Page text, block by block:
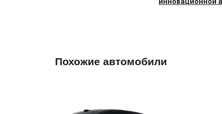
инновационной
Похожие автомобили